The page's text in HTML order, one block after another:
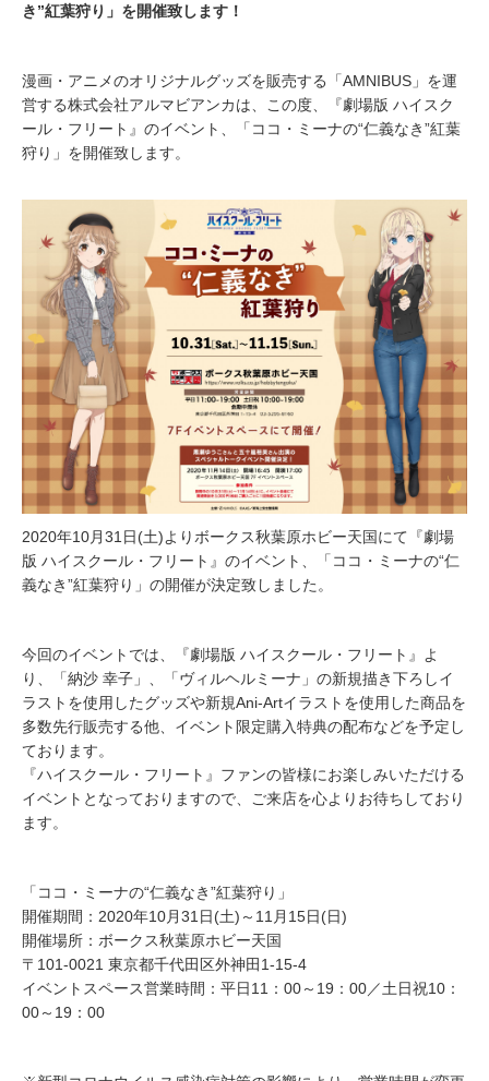
き”紅葉狩り」を開催致します！
漫画・アニメのオリジナルグッズを販売する「AMNIBUS」を運
営する株式会社アルマビアンカは、この度、『劇場版 ハイスク
ール・フリート』のイベント、「ココ・ミーナの“仁義なき”紅葉
狩り」を開催致します。
2020年10月31日(土)よりボークス秋葉原ホビー天国にて『劇場
版 ハイスクール・フリート』のイベント、「ココ・ミーナの“仁
義なき”紅葉狩り」の開催が決定致しました。
今回のイベントでは、『劇場版 ハイスクール・フリート』よ
り、「納沙 幸子」、「ヴィルヘルミーナ」の新規描き下ろしイ
ラストを使用したグッズや新規Ani-Artイラストを使用した商品を
多数先行販売する他、イベント限定購入特典の配布などを予定し
ております。
『ハイスクール・フリート』ファンの皆様にお楽しみいただける
イベントとなっておりますので、ご来店を心よりお待ちしており
ます。
「ココ・ミーナの“仁義なき”紅葉狩り」
開催期間：2020年10月31日(土)～11月15日(日)
開催場所：ボークス秋葉原ホビー天国
〒101-0021 東京都千代田区外神田1-15-4
イベントスペース営業時間：平日11：00～19：00／土日祝10：
00～19：00